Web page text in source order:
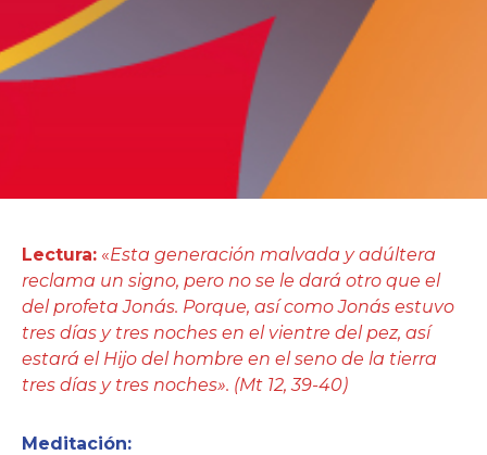
Lectura: «Esta generación malvada y adúltera
reclama un signo, pero no se le dará otro que el
del profeta Jonás. Porque, así como Jonás estuvo
tres días y tres noches en el vientre del pez, así
estará el Hijo del hombre en el seno de la tierra
tres días y tres noches». (Mt 12, 39-40)
Meditación: